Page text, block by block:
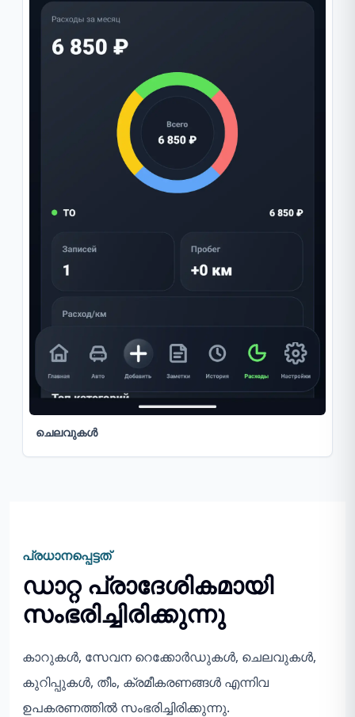
ചെലവുകൾ
പ്രധാനപ്പെട്ടത്
ഡാറ്റ പ്രാദേശികമായി
സംഭരിച്ചിരിക്കുന്നു
കാറുകൾ, സേവന റെക്കോർഡുകൾ, ചെലവുകൾ,
കുറിപ്പുകൾ, തീം, ക്രമീകരണങ്ങൾ എന്നിവ
ഉപകരണത്തിൽ സംഭരിച്ചിരിക്കുന്നു.